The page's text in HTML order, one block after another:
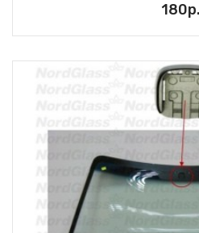
180р.